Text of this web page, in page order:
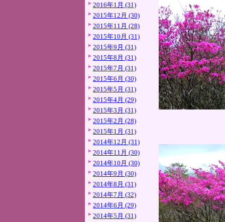
2016年1月 (31)
2015年12月 (30)
2015年11月 (28)
2015年10月 (31)
2015年9月 (31)
2015年8月 (31)
2015年7月 (31)
2015年6月 (30)
2015年5月 (31)
2015年4月 (29)
2015年3月 (31)
2015年2月 (28)
2015年1月 (31)
2014年12月 (31)
2014年11月 (30)
2014年10月 (30)
2014年9月 (30)
2014年8月 (31)
2014年7月 (32)
2014年6月 (29)
2014年5月 (31)